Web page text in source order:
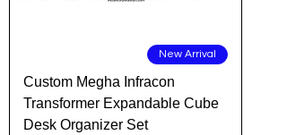
New Arrival
Custom Megha Infracon
Transformer Expandable Cube
Desk Organizer Set